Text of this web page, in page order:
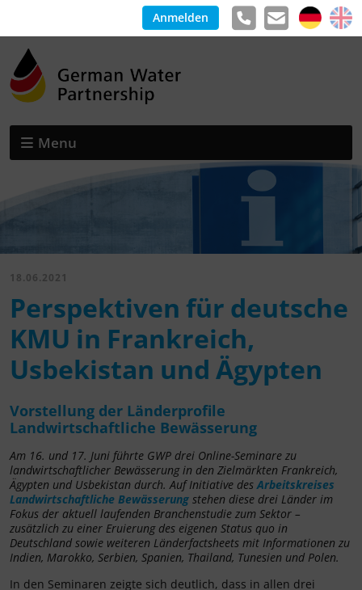
Anmelden
Menu
18.06.2021
Perspektiven für deutsche
KMU in Frankreich,
Usbekistan und Ägypten
Vorstellung der Länderprofile
Landwirtschaftliche Bewässerung
Am 16. und 17. Juni führte GWP drei Online-Seminare zu
landwirtschaftlicher Bewässerung in den Zielmärkten Frankreich,
Ägypten und Usbekistan durch. Auf Initiative desArbeitskreises
Landwirtschaftliche Bewässerung stehen diese drei Länder im
Fokus der aktuell laufenden Branchenstudie zum Sektor –
zusätzlich zu einer Eruierung des eigenen Status quo in
Deutschland sowie weiteren Länderfactsheets mit Informationen zu
Indien, Marokko, Serbien, Spanien, Thailand, Tunesien und Polen.
In den Seminaren zeigte sich deutlich, dass in allen drei